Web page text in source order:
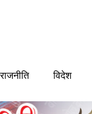
राजनीति विदेश